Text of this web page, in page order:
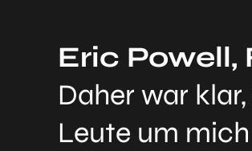
Eric Powell,
Daher war
Leute um